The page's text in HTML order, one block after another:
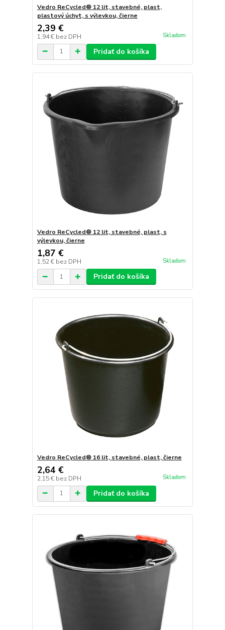
Vedro ReCycled® 12 lit, stavebné, plast,
plastový úchyt, s výlevkou, čierne
2,39 €
1,94 € bez DPH Skladom
Pridať do košíka
Vedro ReCycled® 12 lit, stavebné, plast, s
výlevkou, čierne
1,87 €
1,52 € bez DPH Skladom
Pridať do košíka
Vedro ReCycled® 16 lit, stavebné, plast, čierne
2,64 €
2,15 € bez DPH Skladom
Pridať do košíka